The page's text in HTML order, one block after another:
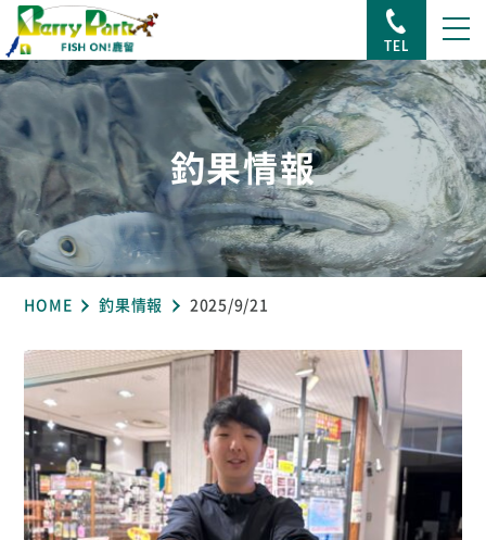
TEL
釣果情報
HOME 釣果情報 2025/9/21